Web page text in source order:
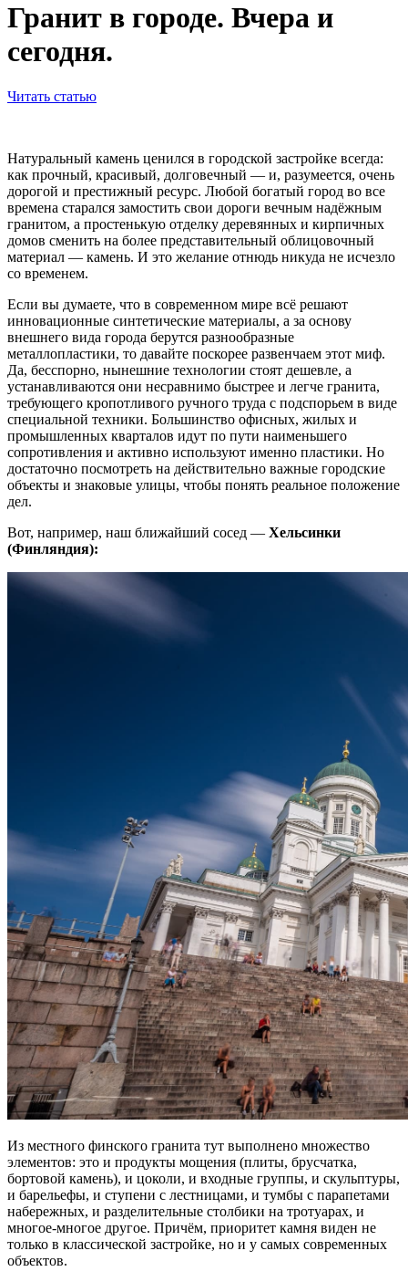
Гранит в городе. Вчера и
сегодня.
Читать статью
Натуральный камень ценился в городской застройке всегда:
как прочный, красивый, долговечный — и, разумеется, очень
дорогой и престижный ресурс. Любой богатый город во все
времена старался замостить свои дороги вечным надёжным
гранитом, а простенькую отделку деревянных и кирпичных
домов сменить на более представительный облицовочный
материал — камень. И это желание отнюдь никуда не исчезло
со временем.
Если вы думаете, что в современном мире всё решают
инновационные синтетические материалы, а за основу
внешнего вида города берутся разнообразные
металлопластики, то давайте поскорее развенчаем этот миф.
Да, бесспорно, нынешние технологии стоят дешевле, а
устанавливаются они несравнимо быстрее и легче гранита,
требующего кропотливого ручного труда с подспорьем в виде
специальной техники. Большинство офисных, жилых и
промышленных кварталов идут по пути наименьшего
сопротивления и активно используют именно пластики. Но
достаточно посмотреть на действительно важные городские
объекты и знаковые улицы, чтобы понять реальное положение
дел.
Вот, например, наш ближайший сосед — Хельсинки
(Финляндия):
Из местного финского гранита тут выполнено множество
элементов: это и продукты мощения (плиты, брусчатка,
бортовой камень), и цоколи, и входные группы, и скульптуры,
и барельефы, и ступени с лестницами, и тумбы с парапетами
набережных, и разделительные столбики на тротуарах, и
многое-многое другое. Причём, приоритет камня виден не
только в классической застройке, но и у самых современных
объектов.